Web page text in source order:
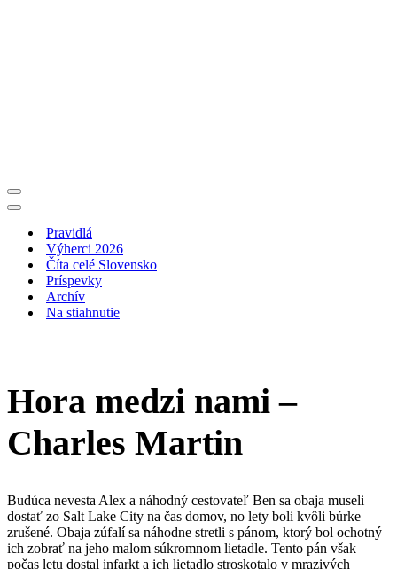
Menu
navigácie
Menu
navigáciePravidlá
Výherci 2026
Číta celé Slovensko
Príspevky
Archív
Na stiahnutie
Hora medzi nami –
Charles Martin
Budúca nevesta Alex a náhodný cestovateľ Ben sa obaja museli
dostať zo Salt Lake City na čas domov, no lety boli kvôli búrke
zrušené. Obaja zúfalí sa náhodne stretli s pánom, ktorý bol ochotný
ich zobrať na jeho malom súkromnom lietadle. Tento pán však
počas letu dostal infarkt a ich lietadlo stroskotalo v mrazivých